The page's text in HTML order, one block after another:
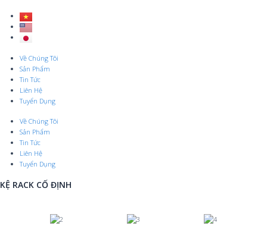
content
Về Chúng Tôi
Sản Phẩm
Tin Tức
Liên Hệ
Tuyển Dụng
Menu
Về Chúng Tôi
Sản Phẩm
Tin Tức
Liên Hệ
Tuyển Dụng
KỆ RACK CỐ ĐỊNH
Previous